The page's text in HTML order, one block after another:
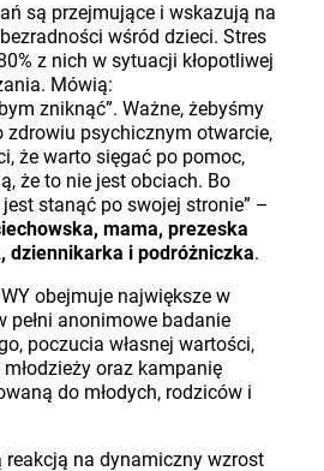
są przejmujące i wskazują na
wśród dzieci. Stres
z nich w sytuacji kłopotliwej
Mówią:
zniknąć”. Ważne, żebyśmy
zdrowiu psychicznym otwarcie,
że warto sięgać po pomoc,
że to nie jest obciach. Bo
stanąć po swojej stronie” –
mama, prezeska
dziennikarka i podróżniczka.
obejmuje największe w
pełni anonimowe badanie
poczucia własnej wartości,
oraz kampanię
do młodych, rodziców i
reakcją na dynamiczny wzrost